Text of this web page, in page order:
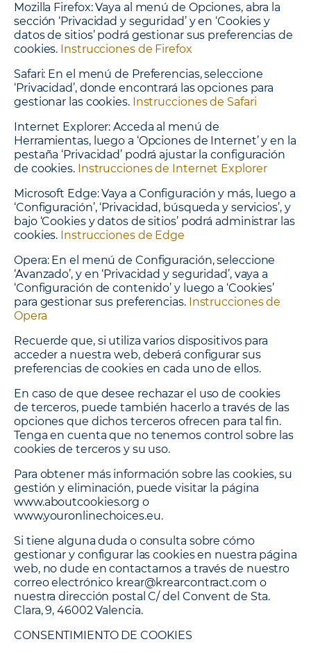
Mozilla Firefox: Vaya al menú de Opciones, abra la
sección ‘Privacidad y seguridad’ y en ‘Cookies y
datos de sitios’ podrá gestionar sus preferencias de
cookies. Instrucciones de Firefox
Safari: En el menú de Preferencias, seleccione
‘Privacidad’, donde encontrará las opciones para
gestionar las cookies. Instrucciones de Safari
Internet Explorer: Acceda al menú de
Herramientas, luego a ‘Opciones de Internet’ y en la
pestaña ‘Privacidad’ podrá ajustar la configuración
de cookies. Instrucciones de Internet Explorer
Microsoft Edge: Vaya a Configuración y más, luego a
‘Configuración’, ‘Privacidad, búsqueda y servicios’, y
bajo ‘Cookies y datos de sitios’ podrá administrar las
cookies. Instrucciones de Edge
Opera: En el menú de Configuración, seleccione
‘Avanzado’, y en ‘Privacidad y seguridad’, vaya a
‘Configuración de contenido’ y luego a ‘Cookies’
para gestionar sus preferencias. Instrucciones de
Opera
Recuerde que, si utiliza varios dispositivos para
acceder a nuestra web, deberá configurar sus
preferencias de cookies en cada uno de ellos.
En caso de que desee rechazar el uso de cookies
de terceros, puede también hacerlo a través de las
opciones que dichos terceros ofrecen para tal fin.
Tenga en cuenta que no tenemos control sobre las
cookies de terceros y su uso.
Para obtener más información sobre las cookies, su
gestión y eliminación, puede visitar la página
www.aboutcookies.org o
www.youronlinechoices.eu.
Si tiene alguna duda o consulta sobre cómo
gestionar y configurar las cookies en nuestra página
web, no dude en contactarnos a través de nuestro
correo electrónico krear@krearcontract.com o
nuestra dirección postal C/ del Convent de Sta.
Clara, 9, 46002 Valencia.
CONSENTIMIENTO DE COOKIES